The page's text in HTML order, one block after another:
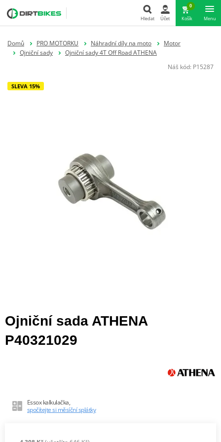
Hledat Účet
0
Košík Menu
Domů PRO MOTORKU Náhradní díly na moto
Motor
Ojniční sady
Ojniční sady 4T Off Road ATHENA
Náš kód: P15287
SLEVA 15%
Ojniční sada ATHENA
P40321029
Essox kalkulačka,
spočítejte si měsíční splátky